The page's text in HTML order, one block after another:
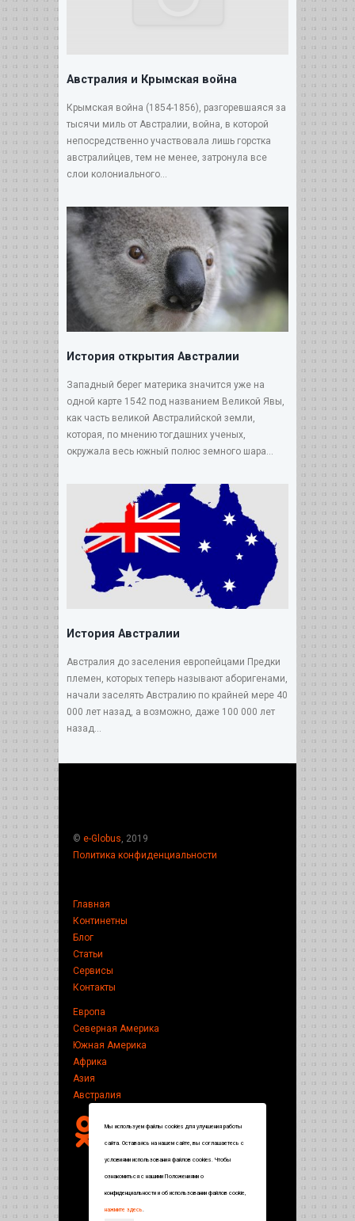
Австралия и Крымская война
Крымская война (1854-1856), разгоревшаяся за
тысячи миль от Австралии, война, в которой
непосредственно участвовала лишь горстка
австралийцев, тем не менее, затронула все
слои колониального...
История открытия Австралии
Западный берег материка значится уже на
одной карте 1542 под названием Великой Явы,
как часть великой Австралийской земли,
которая, по мнению тогдашних ученых,
окружала весь южный полюс земного шара...
История Австралии
Австралия до заселения европейцами Предки
племен, которых теперь называют аборигенами,
начали заселять Австралию по крайней мере 40
000 лет назад, а возможно, даже 100 000 лет
назад...
© e-Globus , 2019
Политика конфиденциальности
Главная
Континетны
Блог
Статьи
Сервисы
Контакты
Европа
Северная Америка
Южная Америка
Африка
Азия
Австралия
Мы используем файлы cookies для улучшения работы
сайта. Оставаясь на нашем сайте, вы соглашаетесь с
условиями использования файлов cookies. Чтобы
ознакомиться с нашими Положениями о
конфиденциальности и об использовании файлов cookie,
нажмите здесь.